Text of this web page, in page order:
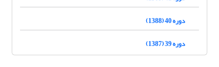
دوره 40 (1388)
دوره 39 (1387)